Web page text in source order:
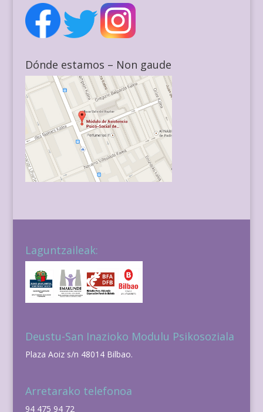
Dónde estamos – Non gaude
Laguntzaileak:
Deustu-San Inazioko Modulu Psikosoziala
Plaza Aoiz s/n 48014 Bilbao.
Arretarako telefonoa
94 475 94 72